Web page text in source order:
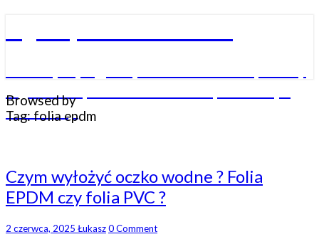
fontanny.
Browsed by
Tag:folia epdm
Czym
wyłożyć
oczko
?
Czym wyłożyć oczko wodne ? Folia
EPDM czy folia PVC ?
2 czerwca, 2025 ŁukaszComments
0 Comment